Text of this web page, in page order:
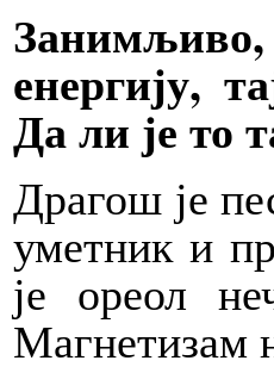
енергију,
Да ли је то
Драгош је
уметник и
је ореол
Магнетизам